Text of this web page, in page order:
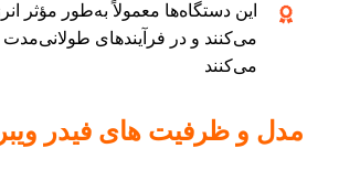
این دستگاه‌ها معمولاً به‌طور مؤثر
می‌کنند و در فرآیندهای طولانی‌مدت
می‌کنند
مدل و ظرفیت های فیدر